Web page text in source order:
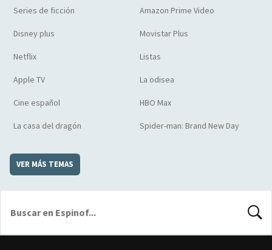
Series de ficción Amazon Prime Video
Disney plus Movistar Plus
Netflix Listas
Apple TV La odisea
Cine español HBO Max
La casa del dragón Spider-man: Brand New Day
VER MÁS TEMAS